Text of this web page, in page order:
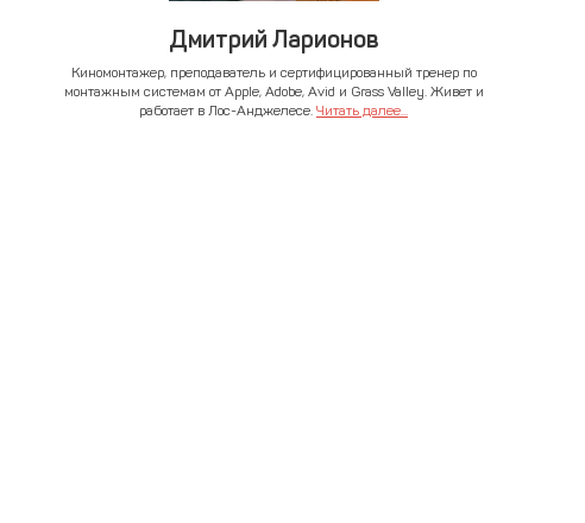
Дмитрий Ларионов
Киномонтажер, преподаватель и сертифицированный тренер по
монтажным системам от Apple, Adobe, Avid и Grass Valley. Живет и
работает в Лос-Анджелесе. Читать далее...